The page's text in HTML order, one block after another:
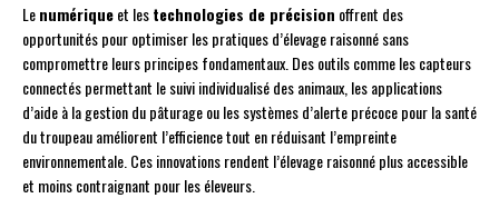
Lenumériqueet lestechnologies de précision offrent des
opportunités pour optimiser les pratiques d’élevage raisonné sans
compromettre leurs principes fondamentaux. Des outils comme les capteurs
connectés permettant le suivi individualisé des animaux, les applications
d’aide à la gestion du pâturage ou les systèmes d’alerte précoce pour la santé
du troupeau améliorent l’efficience tout en réduisant l’empreinte
environnementale. Ces innovations rendent l’élevage raisonné plus accessible
et moins contraignant pour les éleveurs.